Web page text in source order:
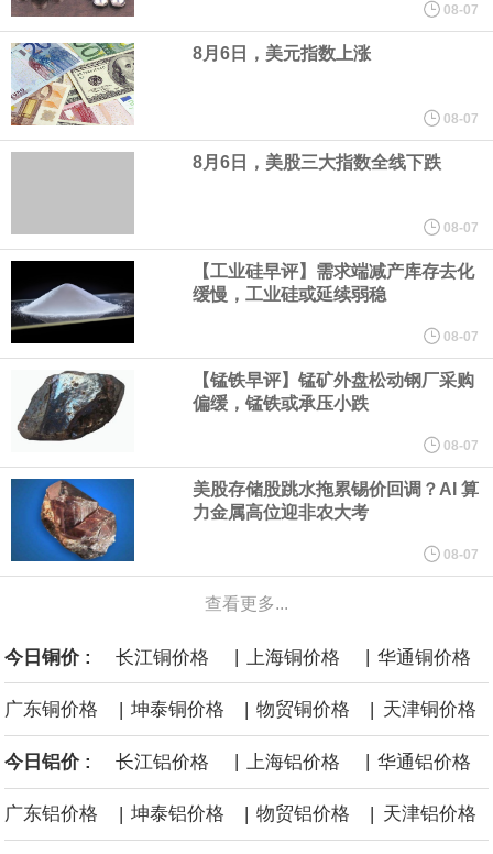
谷歌规划的印度数据中心枢纽建设工作正在如火如荼推进，项目所
在地上方的山坡已经被开挖，露出赤红土层，并修出层层台地。但
环保人士的反对声浪持续高涨，给这家美国科技巨头总规模 150 亿
欧股开盘涨跌不一，德国DAX指数跌0.29%，英国富时100指数涨
0.08%，法国CAC40指数涨0.03%，欧洲斯托克50指数跌0.15%，
意大利富时MIB指数跌0.18%。
瑞士7月季调后失业率 3.1%，预期 3.1%，前值 3.1%。瑞士7月未
季调失业率 3%，预期 3%，前值 2.9%。
商品期货收盘，黄金连续涨3.44%，焦炭连续涨2.72%，铁矿石连续
涨2.64%，镍连续跌2.62%，白银连续涨2.61%。
沙特下调了对亚洲的主要原油价格，与此同时，各方正就一项旨在
缓解霍尔木兹海峡航运压力的协议进行谈判。尽管胡塞武装的威胁
危及了经由红海向东运输原油的替代路线，但沙特方面仍下调了价
08-07
8月6日，美元指数上涨
08-07
8月6日，美股三大指数全线下跌
08-07
【工业硅早评】需求端减产库存去化
缓慢，工业硅或延续弱稳
08-07
【锰铁早评】锰矿外盘松动钢厂采购
偏缓，锰铁或承压小跌
08-07
美股存储股跳水拖累锡价回调？AI 算
力金属高位迎非农大考
08-07
查看更多...
今日铜价 : 长江铜价格 | 上海铜价格 | 华通铜价格
广东铜价格 | 坤泰铜价格 | 物贸铜价格 | 天津铜价格
今日铝价 : 长江铝价格 上海铝价格 华通铝价格
广东铝价格 | 坤泰铝价格 | 物贸铝价格 | 天津铝价格